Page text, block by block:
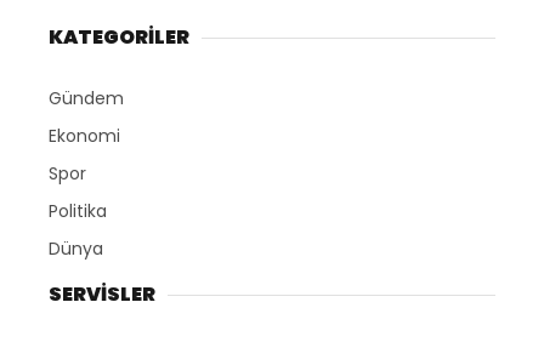
KATEGORİLER
Gündem
Ekonomi
Spor
Politika
Dünya
SERVİSLER